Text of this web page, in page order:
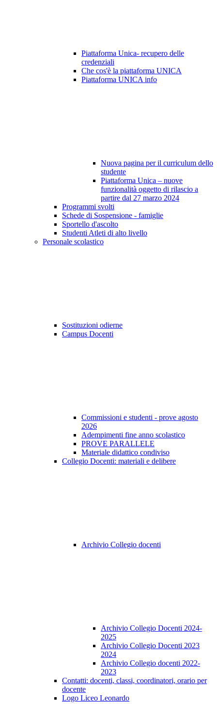
Piattaforma Unica- recupero delle
credenziali
Che cos'è la piattaforma UNICA
Piattaforma UNICA info
Nuova pagina per il curriculum dello
studente
Piattaforma Unica – nuove
funzionalità oggetto di rilascio a
partire dal 27 marzo 2024
Programmi svolti
Schede di Sospensione - famiglie
Sportello d'ascolto
Studenti Atleti di alto livello
Personale scolastico
Sostituzioni odierne
Campus Docenti
Commissioni e studenti - prove agosto
2026
Adempimenti fine anno scolastico
PROVE PARALLELE
Materiale didattico condiviso
Collegio Docenti: materiali e delibere
Archivio Collegio docenti
Archivio Collegio Docenti 2024-
2025
Archivio Collegio Docenti 2023
2024
Archivio Collegio docenti 2022-
2023
Contatti: docenti, classi, coordinatori, orario per
docente
Logo Liceo Leonardo